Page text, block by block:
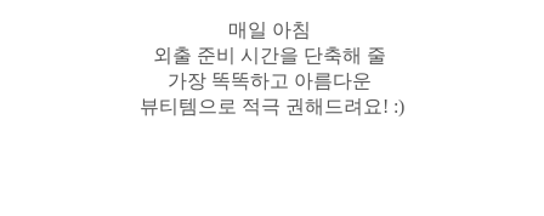
매일 아침
외출 준비 시간을 단축해 줄
가장 똑똑하고 아름다운
뷰티템으로 적극 권해드려요! :)